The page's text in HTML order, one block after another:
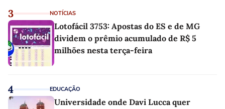
3 NOTÍCIAS
Lotofácil 3753: Apostas do ES e de MG
dividem o prêmio acumulado de R$ 5
milhões nesta terça-feira
4 EDUCAÇÃO
Universidade onde Davi Lucca quer